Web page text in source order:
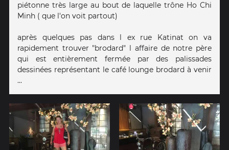
piétonne très large au bout de laquelle trône Ho Chi
Minh ( que l'on voit partout)
après quelques pas dans l ex rue Katinat on va
rapidement trouver "brodard" l affaire de notre père
qui est entièrement fermée par des palissades
dessinées représentant le café lounge brodard à venir
...